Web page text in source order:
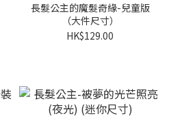
長髮公主的魔髮奇緣-兒童版
（大件尺寸）
HK$129.00